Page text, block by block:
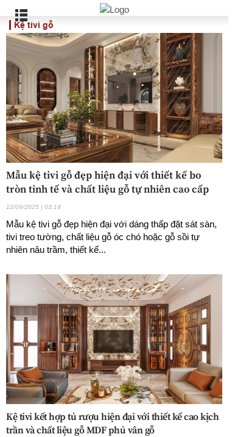
Kệ tivi gỗ
Mẫu kệ tivi gỗ đẹp hiện đại với thiết kế bo
tròn tinh tế và chất liệu gỗ tự nhiên cao cấp
12/09/2025 | 03:14
Mẫu kệ tivi gỗ đẹp hiện đại với dáng thấp đặt sát sàn,
tivi treo tường, chất liệu gỗ óc chó hoặc gỗ sồi tự
nhiên nâu trầm, thiết kế...
Kệ tivi kết hợp tủ rượu hiện đại với thiết kế cao kịch
trần và chất liệu gỗ MDF phủ vân gỗ